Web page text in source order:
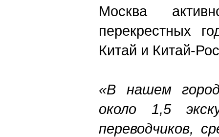
Москва
перекрестных
Китай и Китай-
«В нашем
около 1,5
переводчиков,